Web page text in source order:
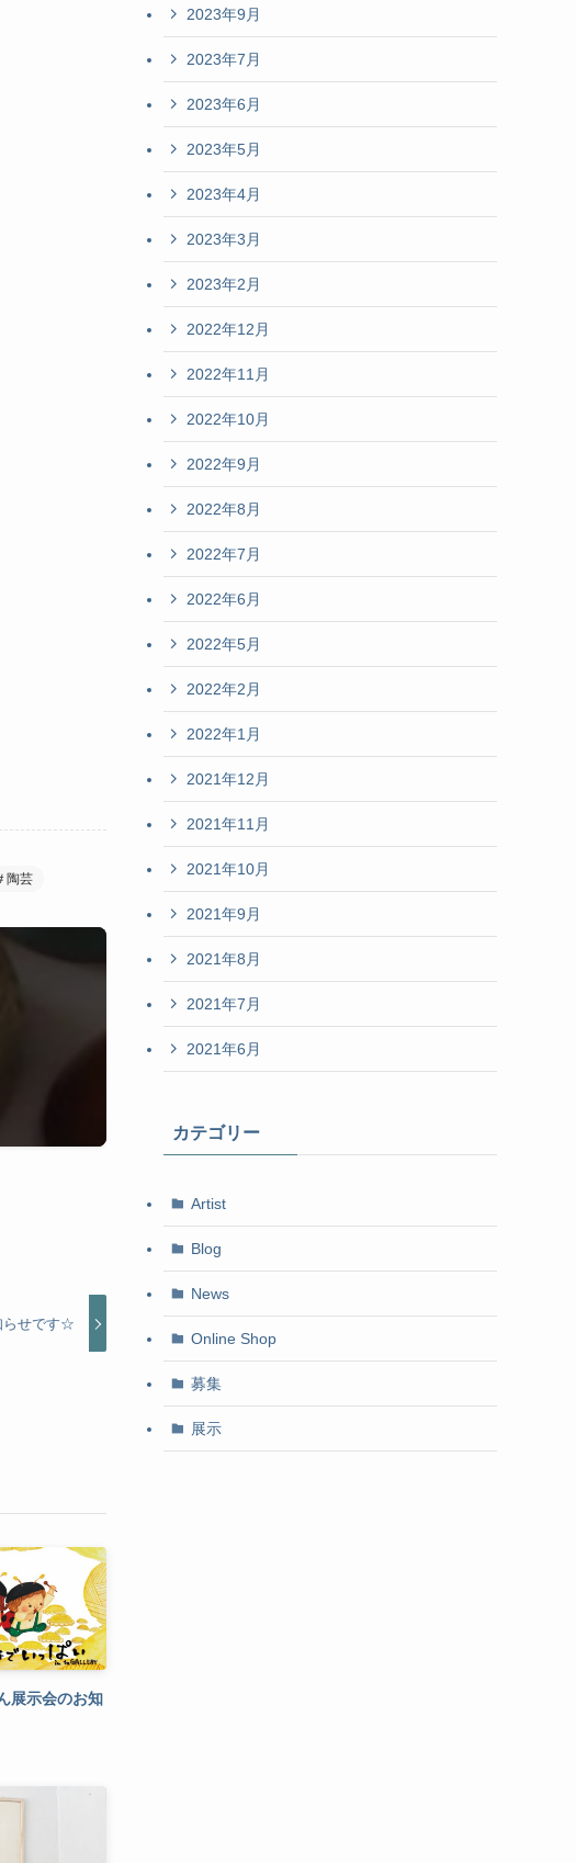
陶芸
らせです☆
展示会のお知
2023年9月
2023年7月
2023年6月
2023年5月
2023年4月
2023年3月
2023年2月
2022年12月
2022年11月
2022年10月
2022年9月
2022年8月
2022年7月
2022年6月
2022年5月
2022年2月
2022年1月
2021年12月
2021年11月
2021年10月
2021年9月
2021年8月
2021年7月
2021年6月
カテゴリー
Artist
Blog
News
Online Shop
募集
展示